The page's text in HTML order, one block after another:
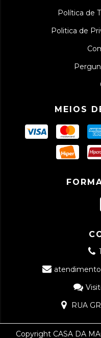
Política de
Politica de
MEIOS
RUA
Copyright CASA DA